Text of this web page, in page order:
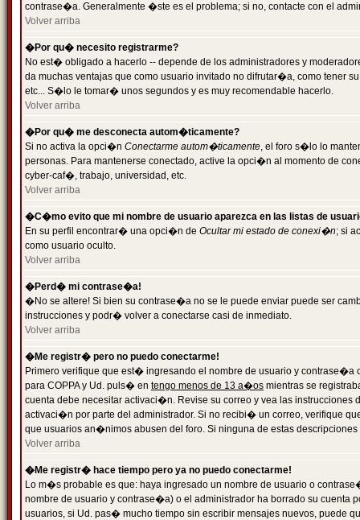
contrase�a. Generalmente �ste es el problema; si no, contacte con el
Volver arriba
�Por qu� necesito registrarme?
No est� obligado a hacerlo -- depende de los administradores y
da muchas ventajas que como usuario invitado no difrutar�a, como tener
etc... S�lo le tomar� unos segundos y es muy recomendable hacerlo.
Volver arriba
�Por qu� me desconecta autom�ticamente?
Si no activa la opci�n Conectarme autom�ticamente, el foro s�lo lo
personas. Para mantenerse conectado, active la opci�n al momento de
cyber-caf�, trabajo, universidad, etc.
Volver arriba
�C�mo evito que mi nombre de usuario aparezca en las listas de
En su perfil encontrar� una opci�n de Ocultar mi estado de conexi�n; si
como usuario oculto.
Volver arriba
�Perd� mi contrase�a!
�No se altere! Si bien su contrase�a no se le puede enviar puede ser
instrucciones y podr� volver a conectarse casi de inmediato.
Volver arriba
�Me registr� pero no puedo conectarme!
Primero verifique que est� ingresando el nombre de usuario y
para COPPA y Ud. puls� en tengo menos de 13 a�os mientras se
cuenta debe necesitar activaci�n. Revise su correo y vea las
activaci�n por parte del administrador. Si no recibi� un correo, verifique
que usuarios an�nimos abusen del foro. Si ninguna de estas
Volver arriba
�Me registr� hace tiempo pero ya no puedo conectarme!
Lo m�s probable es que: haya ingresado un nombre de usuario o
nombre de usuario y contrase�a) o el administrador ha borrado su
usuarios, si Ud. pas� mucho tiempo sin escribir mensajes nuevos, puede